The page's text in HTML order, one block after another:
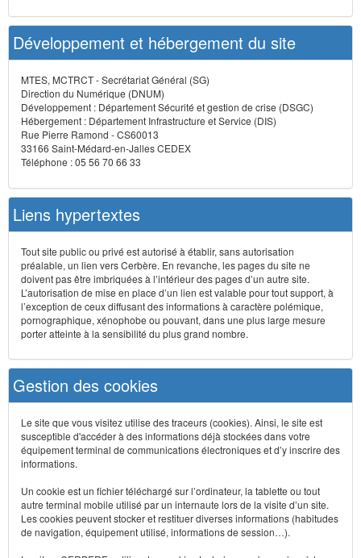
Développement et hébergement du site
MTES, MCTRCT - Secrétariat Général (SG)
Direction du Numérique (DNUM)
Développement : Département Sécurité et gestion de crise (DSGC)
Hébergement : Département Infrastructure et Service (DIS)
Rue Pierre Ramond - CS60013
33166 Saint-Médard-en-Jalles CEDEX
Téléphone : 05 56 70 66 33
Liens hypertextes
Tout site public ou privé est autorisé à établir, sans autorisation
préalable, un lien vers Cerbère. En revanche, les pages du site ne
doivent pas être imbriquées à l’intérieur des pages d’un autre site.
L’autorisation de mise en place d’un lien est valable pour tout support, à
l’exception de ceux diffusant des informations à caractère polémique,
pornographique, xénophobe ou pouvant, dans une plus large mesure
porter atteinte à la sensibilité du plus grand nombre.
Gestion des cookies
Le site que vous visitez utilise des traceurs (cookies). Ainsi, le site est
susceptible d'accéder à des informations déjà stockées dans votre
équipement terminal de communications électroniques et d’y inscrire des
informations.
Un cookie est un fichier téléchargé sur l’ordinateur, la tablette ou tout
autre terminal mobile utilisé par un internaute lors de la visite d’un site.
Les cookies peuvent stocker et restituer diverses informations (habitudes
de navigation, équipement utilisé, informations de session…).